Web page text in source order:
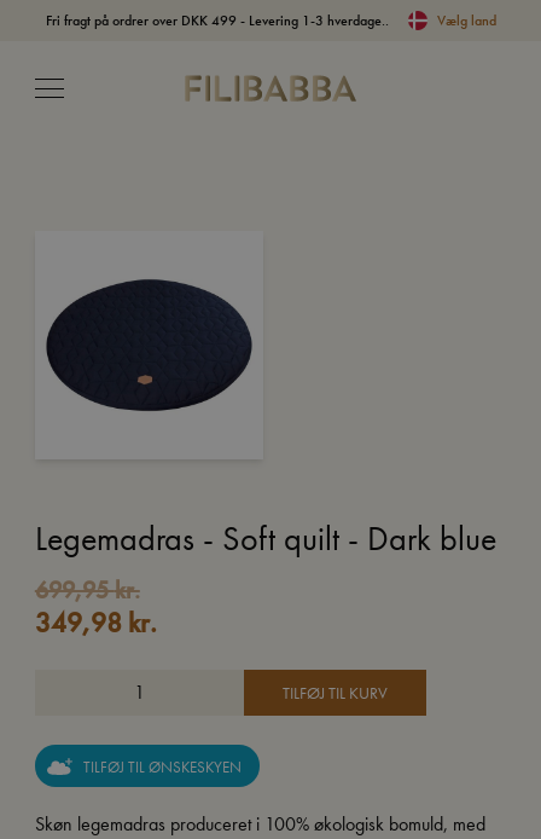
Fri fragt på ordrer over DKK 499 - Levering 1-3 hverdage.. Vælg land
Legemadras - Soft quilt - Dark blue
699,95kr.
349,98 kr.
TILFØJ TIL KURV
TILFØJ TIL ØNSKESKYEN
Skøn legemadras produceret i 100% økologisk bomuld, med